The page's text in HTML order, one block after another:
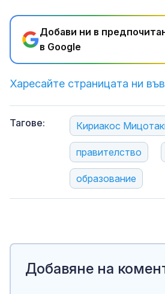
Добави ни в
в Google
Харесайте страницата ни
Тагове: Кириакос
правителство
образование
Добавяне на